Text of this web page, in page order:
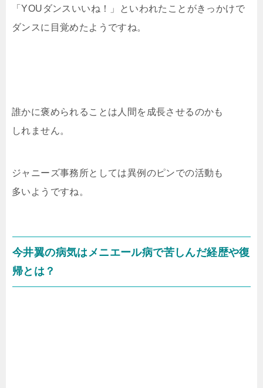
「YOUダンスいいね！」といわれたことがきっかけで
ダンスに目覚めたようですね。
誰かに褒められることは人間を成長させるのかも
しれません。
ジャニーズ事務所としては異例のピンでの活動も
多いようですね。
今井翼の病気はメニエール病で苦しんだ経歴や復
帰とは？